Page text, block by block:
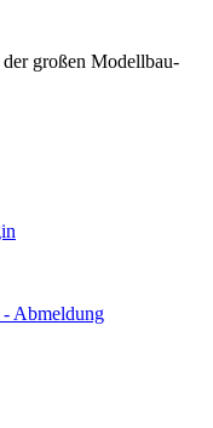
großen Modellbau-
Abmeldung